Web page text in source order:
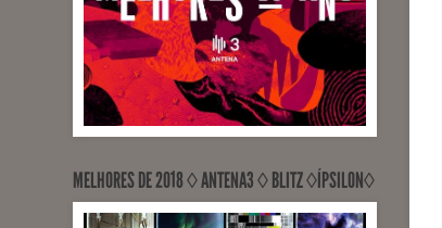
MELHORES DE 2018 ◊ ANTENA3 ◊ BLITZ ◊ÍPSILON◊